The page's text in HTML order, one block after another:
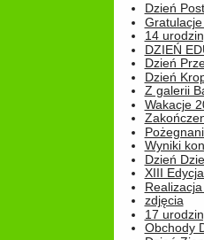
Dzień
14
DZIEŃ
Dzień
Dzień
Z galerii
Wakacje
Wyniki
Dzień
XIII
zdjęcia
17
Obchody